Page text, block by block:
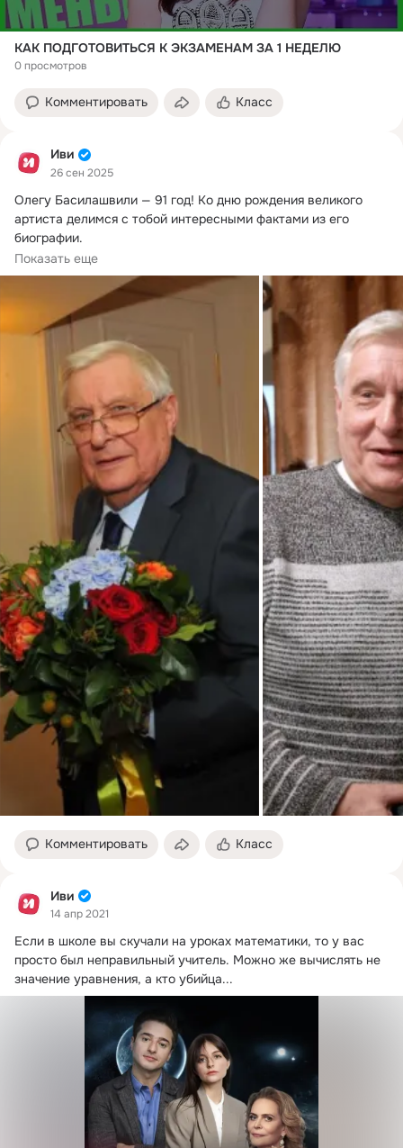
КАК ПОДГОТОВИТЬСЯ К ЭКЗАМЕНАМ ЗА 1 НЕДЕЛЮ
0 просмотров
Комментировать Класс
Иви
26 сен 2025
Олегу Басилашвили — 91 год! Ко дню рождения великого
артиста делимся с тобой интересными фактами из его
биографии.
📚 В школе будущему актёру плохо давалась математика
Показать еще
Комментировать Класс
Иви
14 апр 2021
Если в школе вы скучали на уроках математики, то у вас
просто был неправильный учитель. Можно же вычислять не
значение уравнения, а кто убийца...